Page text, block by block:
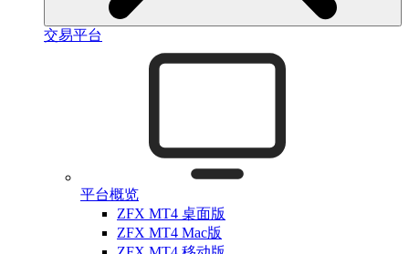
交易平台
平台概览
ZFX MT4 桌面版
ZFX MT4 Mac版